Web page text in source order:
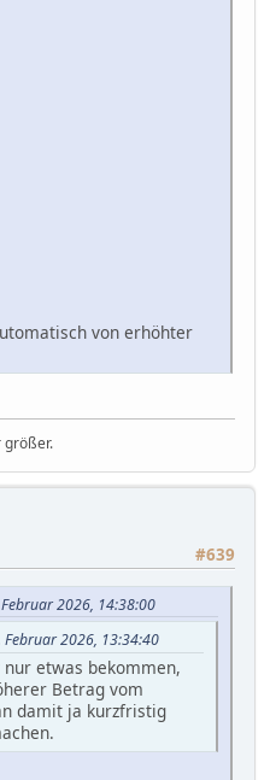
von erhöhter
größer.
#639
2026, 14:38:00
Februar 2026, 13:34:40
etwas bekommen,
Betrag vom
damit ja kurzfristig